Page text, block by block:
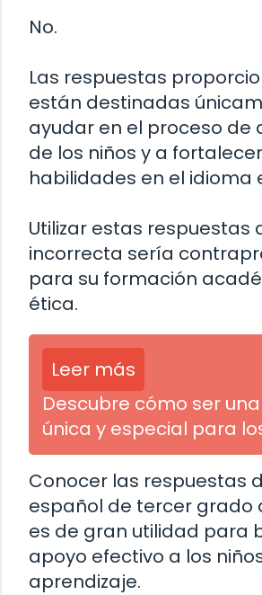
No.
Las respuestas
están destinadas
ayudar en el proceso de
de los niños y a
habilidades en el idioma
Utilizar estas respuestas
incorrecta sería
para su formación
ética.
Leer más
Descubre cómo ser
única y especial para
Conocer las respuestas
español de tercer grado
es de gran utilidad para
apoyo efectivo a los
aprendizaje.